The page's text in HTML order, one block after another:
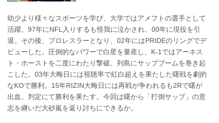
幼少より様々なスポーツを学び、大学ではアメフトの選手として
活躍。97年にNFL入りするも怪我に泣かされ、00年に現役を引
退。その後、プロレスラーとなり、02年にはPRIDEのリングでデ
ビューした。圧倒的なパワーで白星を量産し、K-1ではアーネス
ト・ホーストを二度にわたり撃破。列島にサップブームを巻き起
こした。03年大晦日には視聴率で紅白超えを果たした曙戦を劇的
なKOで勝利。15年RIZIN大晦日には再戦が争われるも2Rで曙が
出血。判定にて勝利を果たす。今回は曙から「打倒サップ」の意
志を継いだ大砂嵐を返り討ちにできるか。